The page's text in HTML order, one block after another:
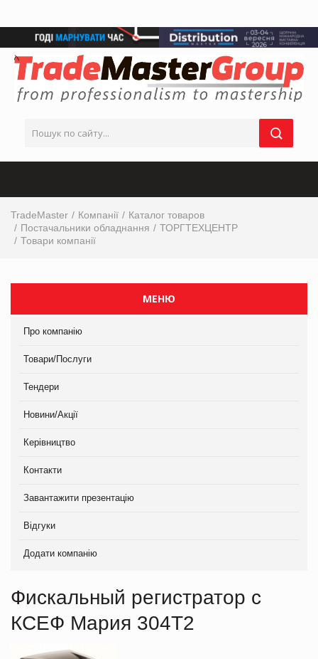
TradeMaster Компанії
Каталог товаров
Постачальники обладнання
ТОРГТЕХЦЕНТР
Товари компанії
МЕНЮ
Про компанію
Товари/Послуги
Тендери
Новини/Акції
Керівництво
Контакти
Завантажити презентацію
Відгуки
Додати компанію
Фискальный регистратор с
КСЕФ Мария 304Т2